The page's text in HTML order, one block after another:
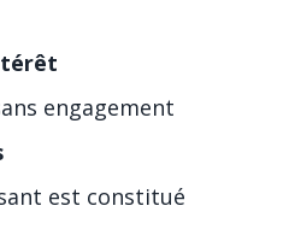
engagement
est constitué